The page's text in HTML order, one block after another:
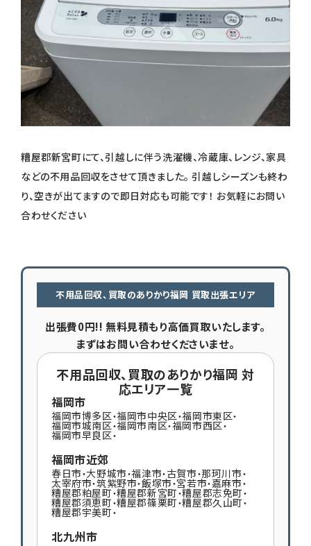
糟屋郡新宮町にて、引越しに伴う洗濯機、冷蔵庫、レンジ、家具
などの不用品回収をさせて頂きました。 引越しシーズンも終わ
り、空きが出てますので即日対応も可能です！ お気軽にお問い
合わせください
不用品回収、買取のありかり福岡 買取出張エリア
出張費0円!! 無料見積もり高価買取いたします。
まずはお問い合わせくださいませ。
不用品回収、買取のありかり福岡 対
応エリア一覧
福岡市
福岡市博多区・福岡市中央区・福岡市東区・
福岡市城南区・福岡市南区・福岡市西区・
福岡市早良区・
福岡市近郊
春日市・大野城市・福津市・古賀市・那珂川市・
太宰府市・筑紫野市・飯塚市・宮若市・嘉麻市・
糟屋郡粕屋町・糟屋郡新宮町・糟屋郡志免町・
糟屋郡須恵町・糟屋郡篠栗町・糟屋郡久山町・
糟屋郡宇美町・
北九州市